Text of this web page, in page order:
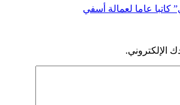
كاتبا عاما لعمالة أسفي
الإلكتروني.